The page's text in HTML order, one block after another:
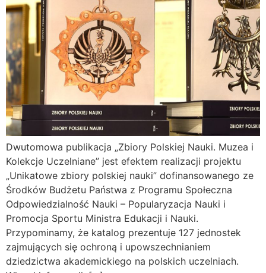
Dwutomowa publikacja „Zbiory Polskiej Nauki. Muzea i
Kolekcje Uczelniane” jest efektem realizacji projektu
„Unikatowe zbiory polskiej nauki” dofinansowanego ze
Środków Budżetu Państwa z Programu Społeczna
Odpowiedzialność Nauki – Popularyzacja Nauki i
Promocja Sportu Ministra Edukacji i Nauki.
Przypominamy, że katalog prezentuje 127 jednostek
zajmujących się ochroną i upowszechnianiem
dziedzictwa akademickiego na polskich uczelniach.